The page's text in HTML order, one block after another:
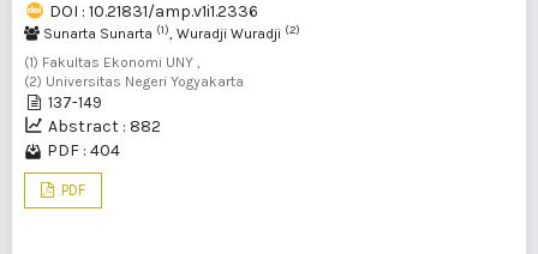
DOI : 10.21831/amp.v1i1.2336
Sunarta Sunarta (1), Wuradji Wuradji (2)
(1) Fakultas Ekonomi UNY ,
(2) Universitas Negeri Yogyakarta
137-149
Abstract : 882
PDF : 404
PDF